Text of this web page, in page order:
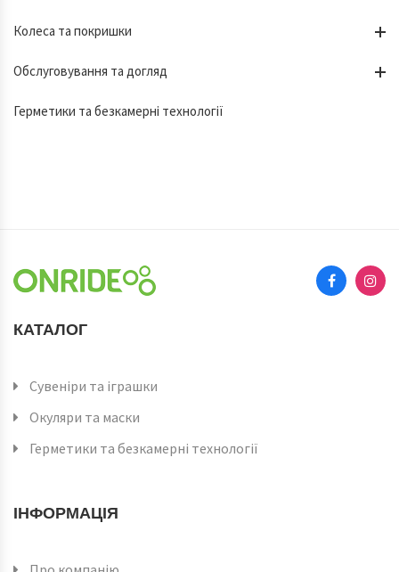
Колеса та покришки
Обслуговування та догляд
Герметики та безкамерні технології
КАТАЛОГ
Сувеніри та іграшки
Окуляри та маски
Герметики та безкамерні технології
ІНФОРМАЦІЯ